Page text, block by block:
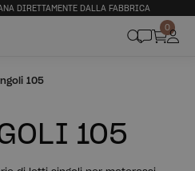
DIRETTAMENTE DALLA FABBRICA
0
105
105